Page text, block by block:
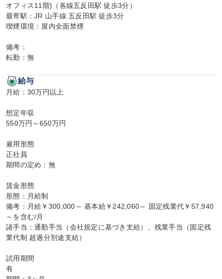
オフィス11階)（各線五反田駅 徒歩3分）
最寄駅：JR 山手線 五反田駅 徒歩3分
喫煙環境：屋内全面禁煙
備考：
転勤：無
給与
月給：30万円以上
想定年収
550万円～650万円
雇用形態
正社員
期間の定め：無
賃金形態
形態：月給制
備考：月給￥300,000～ 基本給￥242,060～ 固定残業代￥57,940
～を含む/月
諸手当：通勤手当（会社規定に基づき支給）、残業手当（固定残
業代制 超過分別途支給）
試用期間
有